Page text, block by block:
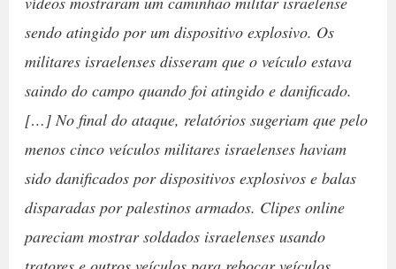
sendo atingido por um dispositivo explosivo. Os
militares israelenses disseram que o veículo estava
saindo do campo quando foi atingido e danificado.
[…] No final do ataque, relatórios sugeriam que pelo
menos cinco veículos militares israelenses haviam
sido danificados por dispositivos explosivos e balas
disparadas por palestinos armados. Clipes online
pareciam mostrar soldados israelenses usando